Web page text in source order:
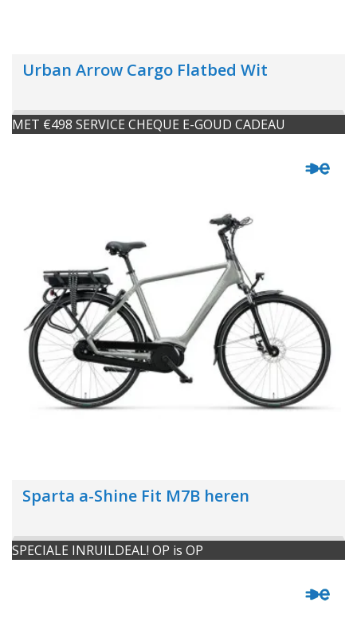
Urban Arrow Cargo Flatbed Wit
MET €498 SERVICE CHEQUE E-GOUD CADEAU
Sparta a-Shine Fit M7B heren
SPECIALE INRUILDEAL! OP is OP